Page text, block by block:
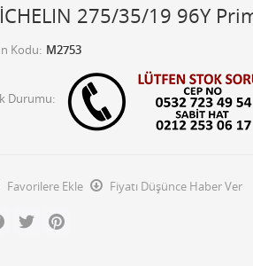
275/35/19 96Y
Kodu M2753
Durumu
Favorilere Ekle
Fiyatı Düşünce Haber Ver
Facebook
Twitter